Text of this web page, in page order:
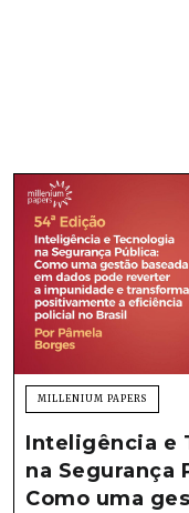
MILLENIUM PAPERS
Inteligência e
na Segurança
Como uma